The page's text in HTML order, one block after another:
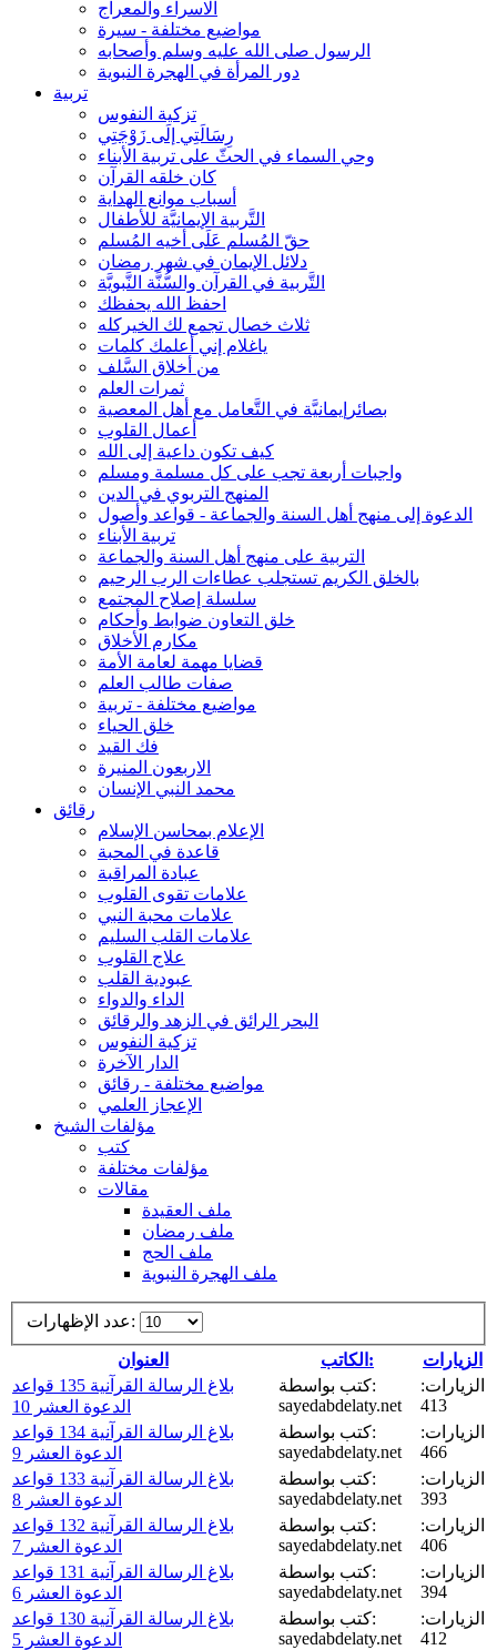
الاسراء والمعراج
مواضيع مختلفة - سيرة
الرسول صلى الله عليه وسلم وأصحابه
دور المرأة في الهجرة النبوية
تربية
تزكية النفوس
رِسَالَتِي إلَى زَوْجَتِي
وحي السماء في الحثّ على تربية الأبناء
كان خلقه القرآن
أسباب موانع الهداية
التَّربية الإيمانيَّة للأطفال
حقّ المُسلم عَلَى أخيه المُسلم
دلائل الإيمان في شهر رمضان
التَّربية في القرآن والسُّنَّة النَّبويَّة
احفظ الله يحفظك
ثلاث خصال تجمع لك الخيركله
ياغلام إني أعلمك كلمات
من أخلاق السَّلف
ثمرات العلم
بصائرإيمانيَّة في التَّعامل مع أهل المعصية
أعمال القلوب
كيف تكون داعية إلى الله
واجبات أربعة تجب على كل مسلمة ومسلم
المنهج التربوي في الدين
الدعوة إلى منهج أهل السنة والجماعة - قواعد وأصول
تربية الأبناء
التربية على منهج أهل السنة والجماعة
بالخلق الكريم تستجلب عطاءات الرب الرحيم
سلسلة إصلاح المجتمع
خلق التعاون ضوابط وأحكام
مكارم الأخلاق
قضايا مهمة لعامة الأمة
صفات طالب العلم
مواضيع مختلفة - تربية
خلق الحياء
فك القيد
الاربعون المنيرة
محمد النبي الإنسان
رقائق
الإعلام بمحاسن الإسلام
قاعدة في المحبة
عبادة المراقبة
علامات تقوى القلوب
علامات محبة النبي
علامات القلب السليم
علاج القلوب
عبودية القلب
الداء والدواء
البحر الرائق في الزهد والرقائق
تزكية النفوس
الدار الآخرة
مواضيع مختلفة - رقائق
الإعجاز العلمي
مؤلفات الشيخ
كتب
مؤلفات مختلفة
مقالات
ملف العقيدة
ملف رمضان
ملف الحج
ملف الهجرة النبوية
عدد الإظهارات:
العنوان الكاتب:
الزيارات
بلاغ الرسالة القرآنية 135 قواعد
الدعوة العشر 10
كتب بواسطة:
sayedabdelaty.net
الزيارات:
413
بلاغ الرسالة القرآنية 134 قواعد
الدعوة العشر 9
كتب بواسطة:
sayedabdelaty.net
الزيارات:
466
بلاغ الرسالة القرآنية 133 قواعد
الدعوة العشر 8
كتب بواسطة:
sayedabdelaty.net
الزيارات:
393
بلاغ الرسالة القرآنية 132 قواعد
الدعوة العشر 7
كتب بواسطة:
sayedabdelaty.net
الزيارات:
406
بلاغ الرسالة القرآنية 131 قواعد
الدعوة العشر 6
كتب بواسطة:
sayedabdelaty.net
الزيارات:
394
بلاغ الرسالة القرآنية 130 قواعد
الدعوة العشر 5
كتب بواسطة:
sayedabdelaty.net
الزيارات:
412